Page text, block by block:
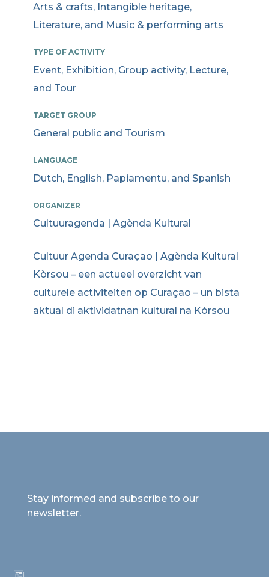
Arts & crafts, Intangible heritage,
Literature, and Music & performing arts
TYPE OF ACTIVITY
Event, Exhibition, Group activity, Lecture,
and Tour
TARGET GROUP
General public and Tourism
LANGUAGE
Dutch, English, Papiamentu, and Spanish
ORGANIZER
Cultuuragenda | Agènda Kultural
Cultuur Agenda Curaçao | Agènda Kultural
Kòrsou – een actueel overzicht van
culturele activiteiten op Curaçao – un bista
aktual di aktividatnan kultural na Kòrsou
Stay informed and subscribe to our
newsletter.